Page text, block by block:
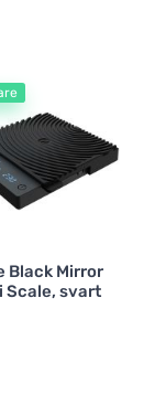
Black Mirror
Scale, svart